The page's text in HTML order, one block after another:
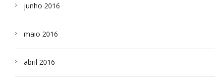
junho 2016
maio 2016
abril 2016